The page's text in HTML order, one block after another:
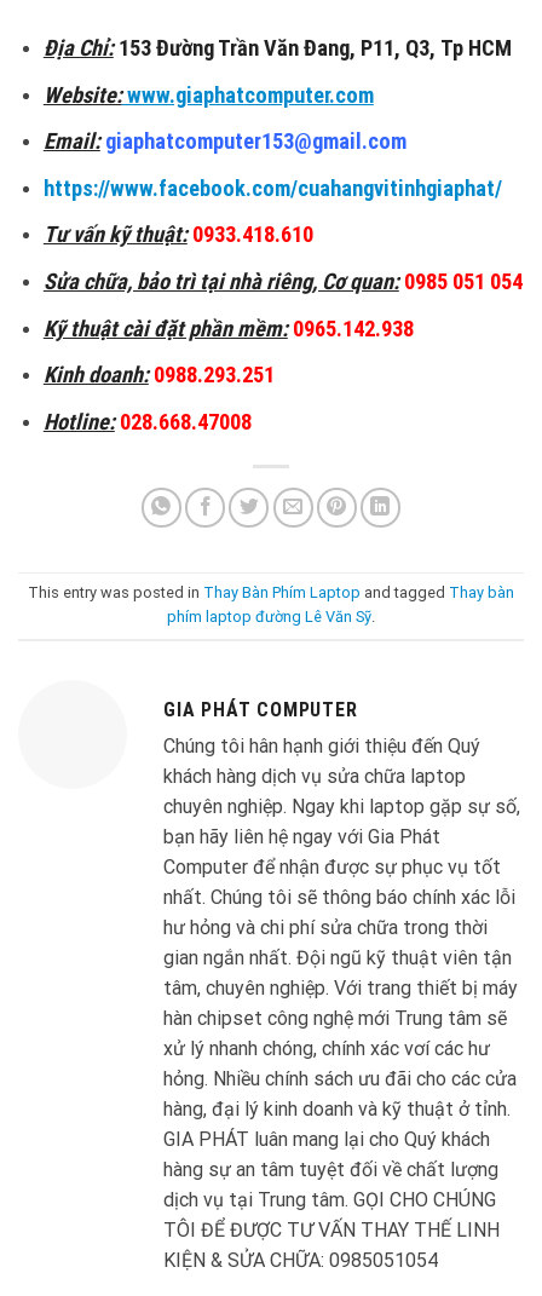
Địa Chỉ:153 Đường Trần Văn Đang, P11, Q3, Tp HCM
Website:www.giaphatcomputer.com
Email: giaphatcomputer153@gmail.com
https://www.facebook.com/cuahangvitinhgiaphat/
Tư vấn kỹ thuật: 0933.418.610
Sửa chữa, bảo trì tại nhà riêng, Cơ quan: 0985 051 054
Kỹ thuật cài đặt phần mềm: 0965.142.938
Kinh doanh: 0988.293.251
Hotline: 028.668.47008
This entry was posted in Thay Bàn Phím Laptop and tagged Thay bàn
phím laptop đường Lê Văn Sỹ.
GIA PHÁT COMPUTER
Chúng tôi hân hạnh giới thiệu đến Quý
khách hàng dịch vụ sửa chữa laptop
chuyên nghiệp. Ngay khi laptop gặp sự số,
bạn hãy liên hệ ngay với Gia Phát
Computer để nhận được sự phục vụ tốt
nhất. Chúng tôi sẽ thông báo chính xác lỗi
hư hỏng và chi phí sửa chữa trong thời
gian ngắn nhất. Đội ngũ kỹ thuật viên tận
tâm, chuyên nghiệp. Với trang thiết bị máy
hàn chipset công nghệ mới Trung tâm sẽ
xử lý nhanh chóng, chính xác vơí các hư
hỏng. Nhiều chính sách ưu đãi cho các cửa
hàng, đại lý kinh doanh và kỹ thuật ở tỉnh.
GIA PHÁT luân mang lại cho Quý khách
hàng sự an tâm tuyệt đối về chất lượng
dịch vụ tại Trung tâm. GỌI CHO CHÚNG
TÔI ĐỂ ĐƯỢC TƯ VẤN THAY THẾ LINH
KIỆN & SỬA CHỮA: 0985051054